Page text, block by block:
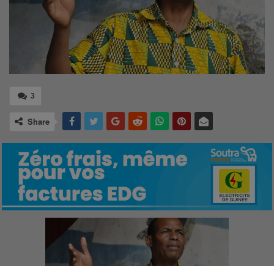
3
Share